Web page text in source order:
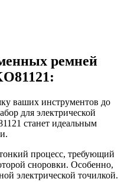
ремней
ваших инструментов до
для электрической
станет идеальным
процесс, требующий
сноровки. Особенно,
электрической точилкой.